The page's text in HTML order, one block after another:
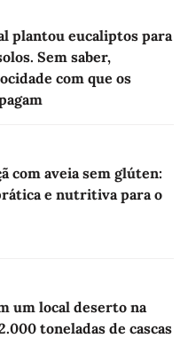
plantou eucaliptos para
Sem saber,
com que os
com aveia sem glúten:
e nutritiva para o
um local deserto na
toneladas de cascas